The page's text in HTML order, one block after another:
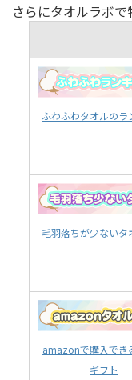
さらにタオルラボ
ふわふわタオルのラ
毛羽落ちが少ないタ
amazonで購入でき
ギフト